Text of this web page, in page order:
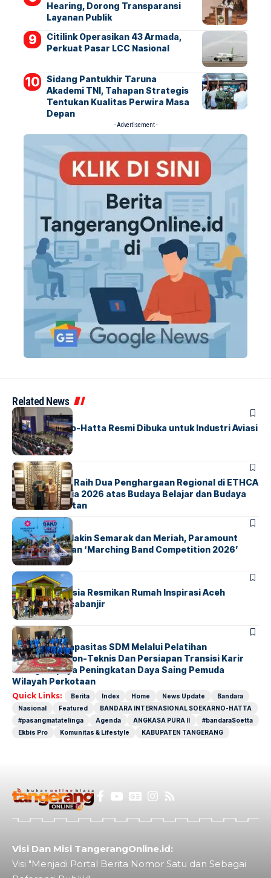
Hearing, Dorong Transparansi
Layanan Publik
Citilink Operasikan 43 Armada,
Perkuat Pasar LCC Nasional
Sidang Pantukhir Taruna
Akademi TNI, Tahapan Strategis
Tentukan Kualitas Perwira Masa
Depan
- Advertisement -
Related News
BANDARA BERITA
IALC Soekarno-Hatta Resmi Dibuka untuk Industri Aviasi
Dunia
BERITA
ParagonCorp Raih Dua Penghargaan Regional di ETHCA
Southeast Asia 2026 atas Budaya Belajar dan Budaya
Kebermanfaatan
BERITA INDEX
Akhir Pekan Makin Semarak dan Meriah, Paramount
Petals Hadirkan ‘Marching Band Competition 2026’
BERITAHOME
AirNav Indonesia Resmikan Rumah Inspirasi Aceh
Tamiang Pascabanjir
BERITAINDEX
Penguatan Kapasitas SDM Melalui Pelatihan
Kompetensi Non-Teknis Dan Persiapan Transisi Karir
Sebagai Upaya Peningkatan Daya Saing Pemuda
Wilayah Perkotaan
Quick Links: Berita Index Home News Update
Bandara
Nasional
Featured
BANDARA INTERNASIONAL SOEKARNO-HATTA
#pasangmatatelinga
Agenda ANGKASA PURA II
#bandaraSoetta
Ekbis Pro
Komunitas & Lifestyle KABUPATEN TANGERANG
Visi Dan Misi TangerangOnline.id:
Visi "Menjadi Portal Berita Nomor Satu dan Sebagai